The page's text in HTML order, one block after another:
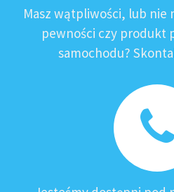
Masz wątpliwości, lub nie
pewności czy produkt
samochodu?